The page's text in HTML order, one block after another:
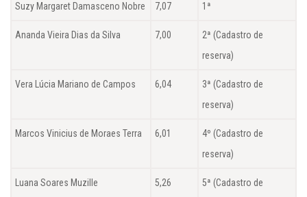
Suzy Margaret Damasceno Nobre 7,07 1ª
Ananda Vieira Dias da Silva 7,00
2ª (Cadastro de
reserva)
Vera Lúcia Mariano de Campos 6,04
3ª (Cadastro de
reserva)
Marcos Vinicius de Moraes Terra 6,01
4º (Cadastro de
reserva)
Luana Soares Muzille 5,26
5ª (Cadastro de